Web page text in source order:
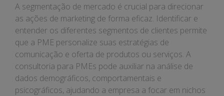
A segmentação de mercado é crucial para direcionar
as ações de marketing de forma eficaz. Identificar e
entender os diferentes segmentos de clientes permite
que a PME personalize suas estratégias de
comunicação e oferta de produtos ou serviços. A
consultoria para PMEs pode auxiliar na análise de
dados demográficos, comportamentais e
psicográficos, ajudando a empresa a focar em nichos